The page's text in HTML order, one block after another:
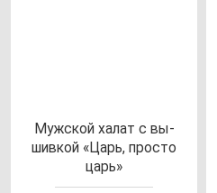
Муж­ской ха­лат с вы­
шив­кой «Царь, прос­то
царь»